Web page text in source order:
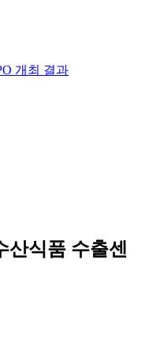
개최 결과
산식품 수출센